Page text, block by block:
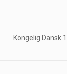
Kongelig Dansk